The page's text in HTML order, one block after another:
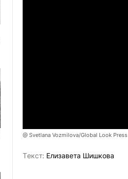
@ Svetlana Vozmilova/Global Look Press
Tекст: Елизавета Шишкова